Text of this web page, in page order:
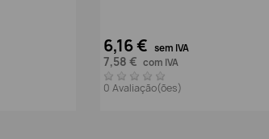
6,16 € sem IVA
7,58 € com IVA
0 Avaliação(ões)